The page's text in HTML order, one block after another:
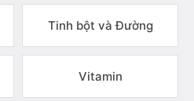
Tinh bột và Đường
Vitamin